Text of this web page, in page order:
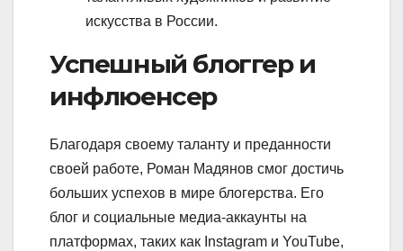
искусства в России.
Успешный блоггер и
инфлюенсер
Благодаря своему таланту и преданности
своей работе, Роман Мадянов смог достичь
больших успехов в мире блогерства. Его
блог и социальные медиа-аккаунты на
платформах, таких как Instagram и YouTube,